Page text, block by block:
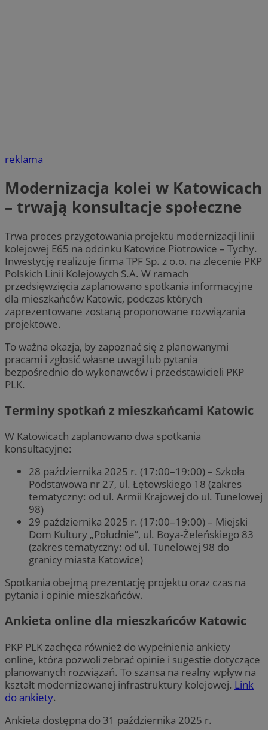
reklama
Modernizacja kolei w Katowicach
– trwają konsultacje społeczne
Trwa proces przygotowania projektu modernizacji linii
kolejowej E65 na odcinku Katowice Piotrowice – Tychy.
Inwestycję realizuje firma TPF Sp. z o.o. na zlecenie PKP
Polskich Linii Kolejowych S.A. W ramach
przedsięwzięcia zaplanowano spotkania informacyjne
dla mieszkańców Katowic, podczas których
zaprezentowane zostaną proponowane rozwiązania
projektowe.
To ważna okazja, by zapoznać się z planowanymi
pracami i zgłosić własne uwagi lub pytania
bezpośrednio do wykonawców i przedstawicieli PKP
PLK.
Terminy spotkań z mieszkańcami Katowic
W Katowicach zaplanowano dwa spotkania
konsultacyjne:
28 października 2025 r. (17:00–19:00) – Szkoła
Podstawowa nr 27, ul. Łętowskiego 18 (zakres
tematyczny: od ul. Armii Krajowej do ul. Tunelowej
98)
29 października 2025 r. (17:00–19:00) – Miejski
Dom Kultury „Południe”, ul. Boya-Żeleńskiego 83
(zakres tematyczny: od ul. Tunelowej 98 do
granicy miasta Katowice)
Spotkania obejmą prezentację projektu oraz czas na
pytania i opinie mieszkańców.
Ankieta online dla mieszkańców Katowic
PKP PLK zachęca również do wypełnienia ankiety
online, która pozwoli zebrać opinie i sugestie dotyczące
planowanych rozwiązań. To szansa na realny wpływ na
kształt modernizowanej infrastruktury kolejowej. Link
do ankiety.
Ankieta dostępna do 31 października 2025 r.